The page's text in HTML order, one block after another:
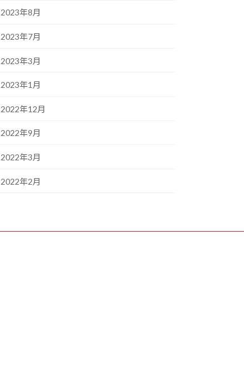
2023年8月
2023年7月
2023年3月
2023年1月
2022年12月
2022年9月
2022年3月
2022年2月